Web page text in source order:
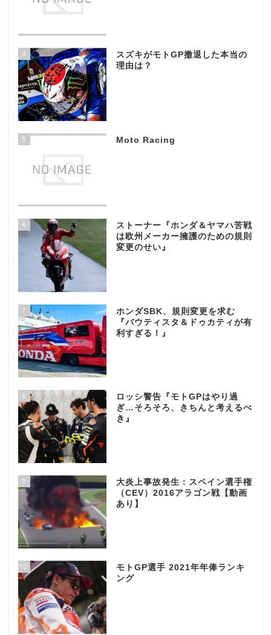
4
スズキがモトGP撤退した本当の
理由は？
5 Moto Racing
6
ストーナー『ホンダ＆ヤマハ苦戦
は欧州メーカー擁護のための規則
変更のせい』
7
ホンダSBK、規則変更を求む
『バウティスタ＆ドゥカティが有
利すぎる！』
8
ロッシ警告『モトGPはやり過
ぎ…そろそろ、きちんと考えるべ
き』
9
大炎上事故発生：スペイン選手権
（CEV）2016アラゴン戦【動画
あり】
10
モトGP選手 2021年年俸ランキ
ング